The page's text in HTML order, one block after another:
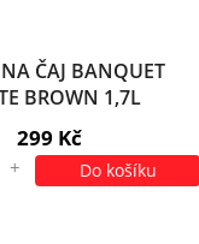
ČAJ BANQUET
BROWN 1,7L
299 Kč
+ Do košíku